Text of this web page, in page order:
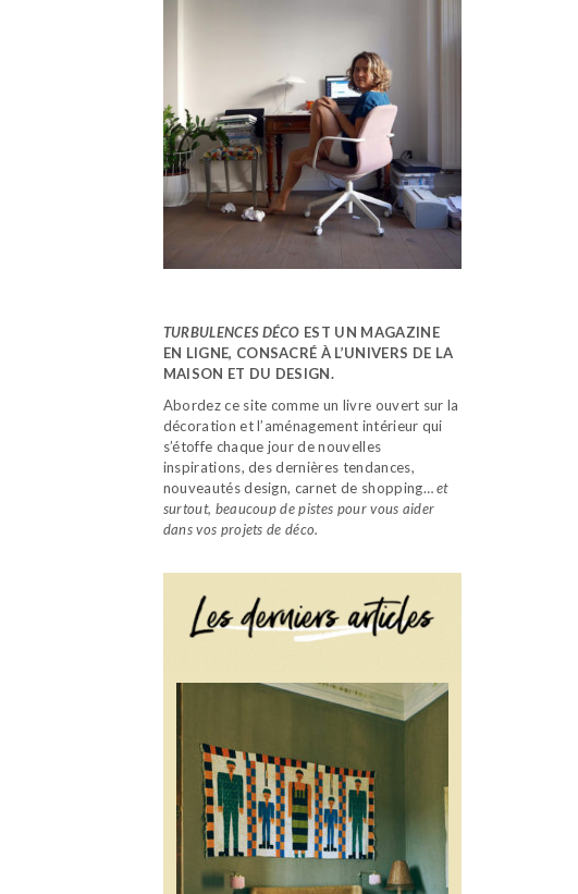
TURBULENCES DÉCO EST UN MAGAZINE
EN LIGNE, CONSACRÉ À L’UNIVERS DE LA
MAISON ET DU DESIGN.
Abordez ce site comme un livre ouvert sur la
décoration et l’aménagement intérieur qui
s’étoffe chaque jour de nouvelles
inspirations, des dernières tendances,
nouveautés design, carnet de shopping…et
surtout, beaucoup de pistes pour vous aider
dans vos projets de déco.